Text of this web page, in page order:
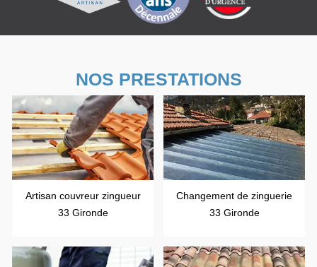
NOS PRESTATIONS
Artisan couvreur zingueur
33 Gironde
Changement de zinguerie
33 Gironde